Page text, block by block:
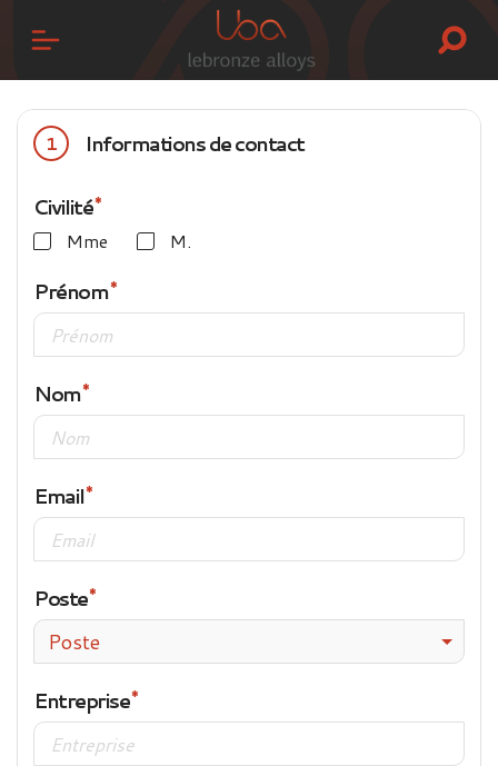
1 Informations de contact
Civilité
Mme M.
Prénom
Nom
Email
Poste
Poste
Entreprise